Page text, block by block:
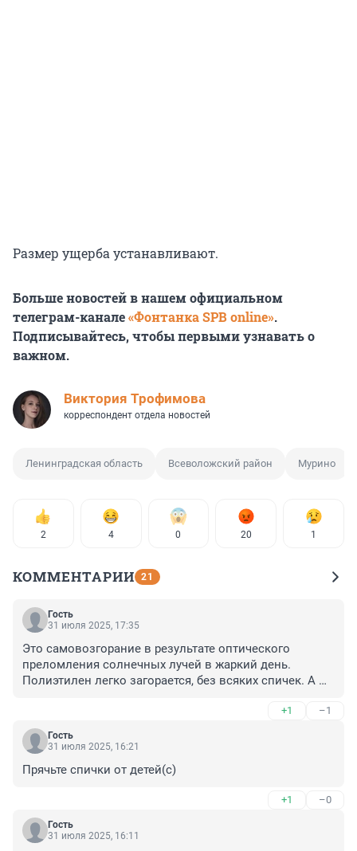
Размер ущерба устанавливают.
Больше новостей в нашем официальном
телеграм-канале«Фонтанка SPB online».
Подписывайтесь, чтобы первыми узнавать о
важном.
Виктория Трофимова
корреспондент отдела новостей
Ленинградская область Всеволожский район Мурино
2 4 0 20 1
КОММЕНТАРИИ 21
Гость
31 июля 2025, 17:35
Это самовозгорание в результате оптического
преломления солнечных лучей в жаркий день.
Полиэтилен легко загорается, без всяких спичек. А
+1 –1
Гость
31 июля 2025, 16:21
Прячьте спички от детей(с)
+1 –0
Гость
31 июля 2025, 16:11